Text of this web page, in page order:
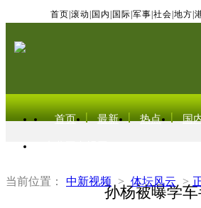
首页 滚动 国内 国际 军事 社会 地方
首页 最新 热点 国
当前位置： 中新视频 > 体坛风云 >
孙杨被曝学